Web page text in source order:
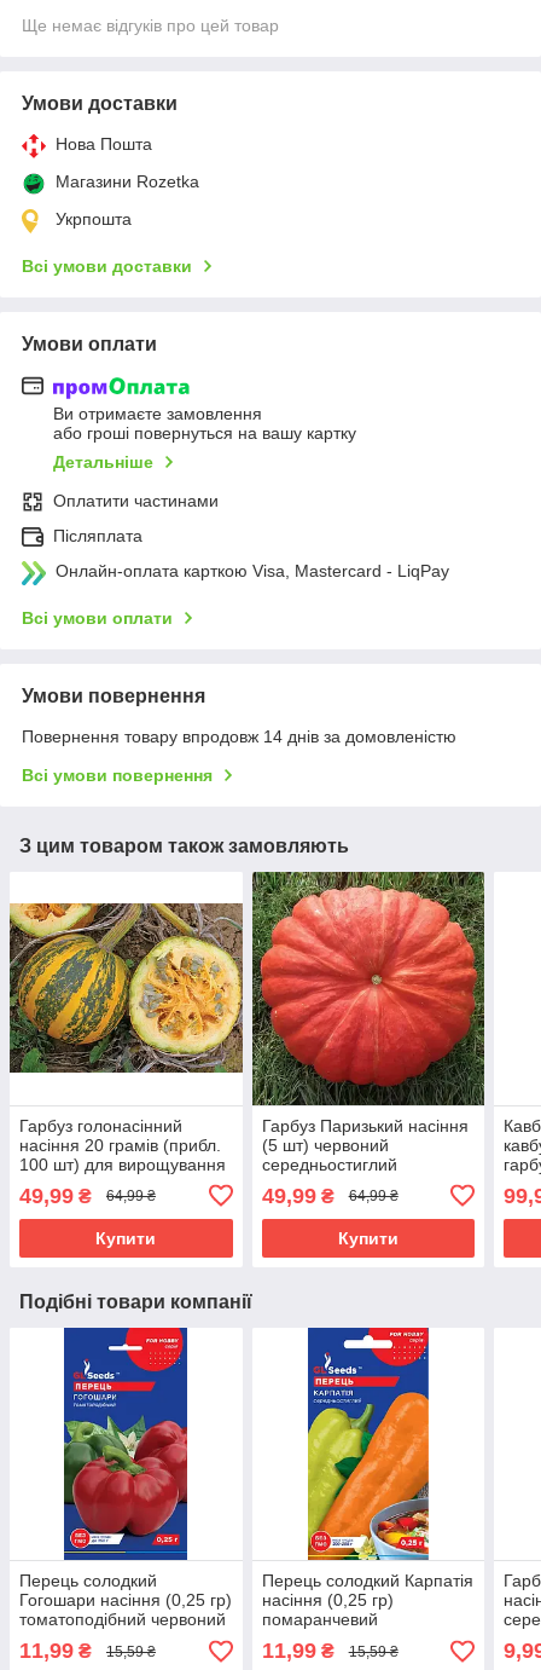
Ще немає відгуків про цей товар
Умови доставки
Нова Пошта
Магазини Rozetka
Укрпошта
Всі умови доставки
Умови оплати
Ви отримаєте замовлення
або гроші повернуться на вашу картку
Детальніше
Оплатити частинами
Післяплата
Онлайн-оплата карткою Visa, Mastercard - LiqPay
Всі умови оплати
Умови повернення
Повернення товару впродовж 14 днів за домовленістю
Всі умови повернення
З цим товаром також замовляють
Гарбуз голонасінний
насіння 20 грамів (прибл.
100 шт) для вирощування
49,99 ₴ 64,99 ₴
Купити
Гарбуз Паризький насіння
(5 шт) червоний
середньостиглий
49,99₴ 64,99 ₴
Купити
Подібні товари компанії
Перець солодкий
Гогошари насіння (0,25 гр)
томатоподібний червоний
середньостиглий For
Hobby, TM GL Seeds
11,99 ₴ 15,59 ₴
Перець солодкий Карпатія
насіння (0,25 гр)
помаранчевий
середньостиглий For
Hobby, TM GL Seeds
11,99₴ 15,59 ₴